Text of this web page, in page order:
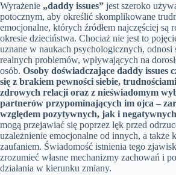
Wyrażenie „daddy issues” jest szeroko
potocznym, aby określić skomplikowane
emocjonalne, których źródłem najczęściej są
okresie dzieciństwa. Chociaż nie jest to
uznane w naukach psychologicznych, odnosi
realnych problemów, wpływających na
osób. Osoby doświadczające daddy issues
się z brakiem pewności siebie,
zdrowych relacji oraz z nieświadomym
partnerów przypominających im ojca –
względem pozytywnych, jak i
mogą przejawiać się poprzez lęk przed
uzależnienie emocjonalne od innych, a także
zaufaniem. Świadomość istnienia tego
zrozumieć własne mechanizmy zachowań i
działania w kierunku zmiany.